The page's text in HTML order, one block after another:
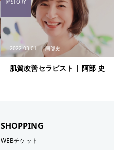
2022.03.01 阿部史
肌質改善セラピスト | 阿部 史
匠STORY
SHOPPING
WEBチケット